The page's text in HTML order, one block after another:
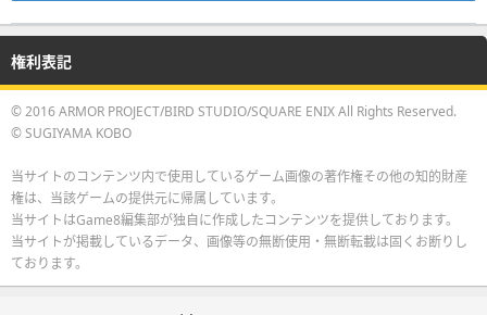
権利表記
© 2016 ARMOR PROJECT/BIRD STUDIO/SQUARE ENIX All Rights Reserved.
© SUGIYAMA KOBO
当サイトのコンテンツ内で使用しているゲーム画像の著作権その他の知的財産
権は、当該ゲームの提供元に帰属しています。
当サイトはGame8編集部が独自に作成したコンテンツを提供しております。
当サイトが掲載しているデータ、画像等の無断使用・無断転載は固くお断りし
ております。